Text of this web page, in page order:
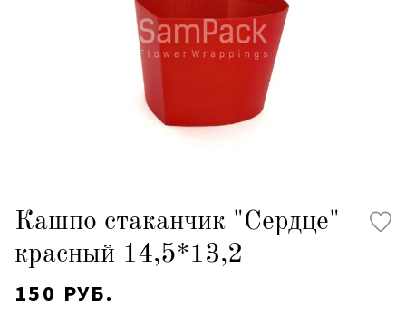
Кашпо стаканчик "Сердце"
красный 14,5*13,2
150 РУБ.